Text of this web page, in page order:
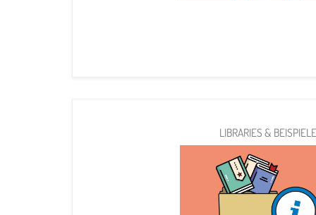
LIBRARIES & BEISPIELE